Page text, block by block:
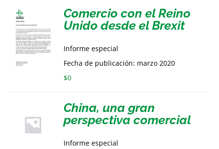
Comercio con el Reino
Unido desde el Brexit
Informe especial
Fecha de publicación: marzo 2020
$0
China, una gran
perspectiva comercial
Informe especial